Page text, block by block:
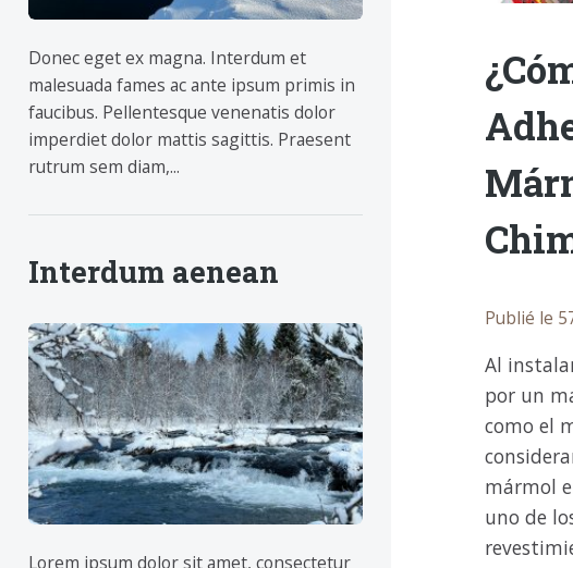
Publié le
Al
por un
como el
mármol
uno de
Donec eget ex magna. Interdum et
malesuada fames ac ante ipsum primis in
faucibus. Pellentesque venenatis dolor
imperdiet dolor mattis sagittis. Praesent
rutrum sem diam,...
Interdum aenean
Lorem ipsum dolor sit amet, consectetur